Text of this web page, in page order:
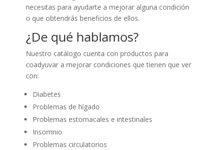
necesitas para ayudarte a mejorar alguna condición
o que obtendrás beneficios de ellos.
¿De qué hablamos?
Nuestro catálogo cuenta con productos para
coadyuvar a mejorar condiciones que tienen que ver
con:
Diabetes
Problemas de hígado
Problemas estomacales e intestinales
Insomnio
Problemas circulatorios